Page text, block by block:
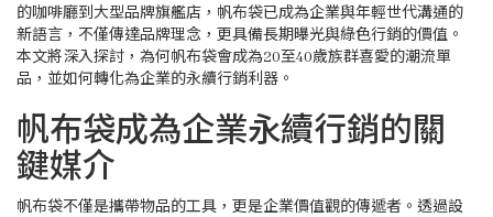
的咖啡廳到大型品牌旗艦店，帆布袋已成為企業與年輕世代溝通的
新語言，不僅傳達品牌理念，更具備長期曝光與綠色行銷的價值。
本文將深入探討，為何帆布袋會成為20至40歲族群喜愛的潮流單
品，並如何轉化為企業的永續行銷利器。
帆布袋成為企業永續行銷的關
鍵媒介
帆布袋不僅是攜帶物品的工具，更是企業價值觀的傳遞者。透過設